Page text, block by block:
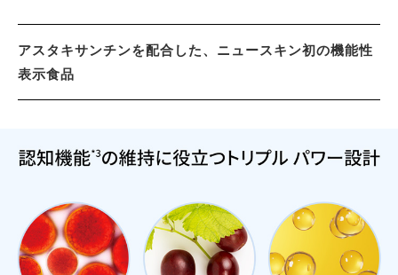
アスタキサンチンを配合した、ニュースキン初の機能性
表示食品